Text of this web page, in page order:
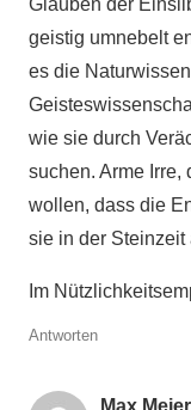
geistig umnebelt
es die
wie sie durch
suchen. Arme Irre,
wollen, dass die
sie in der Steinzeit
Im
Antworten